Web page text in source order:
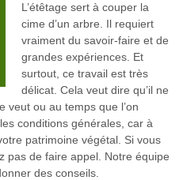
L’étêtage sert à couper la
cime d’un arbre. Il requiert
vraiment du savoir-faire et de
grandes expériences. Et
surtout, ce travail est très
délicat. Cela veut dire qu’il ne
veut ou au temps que l’on
conditions générales, car à
patrimoine végétal. Si vous
pas de faire appel. Notre équipe
des conseils.